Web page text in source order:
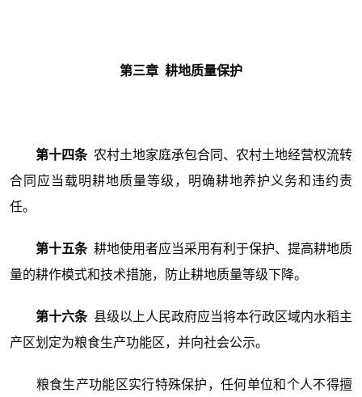
第三章 耕地质量保护
第十四条 农村土地家庭承包合同、农村土地经营权流转
合同应当载明耕地质量等级，明确耕地养护义务和违约责
任。
第十五条 耕地使用者应当采用有利于保护、提高耕地质
量的耕作模式和技术措施，防止耕地质量等级下降。
第十六条 县级以上人民政府应当将本行政区域内水稻主
产区划定为粮食生产功能区，并向社会公示。
粮食生产功能区实行特殊保护，任何单位和个人不得擅